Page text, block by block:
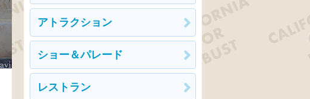
アトラクション
ショー＆パレード
レストラン